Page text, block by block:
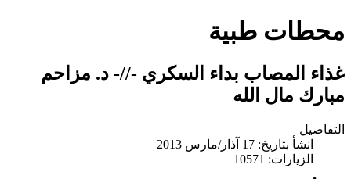
محطات طبية
غذاء المصاب بداء السكري -//- د. مزاحم
مبارك مال الله
التفاصيل
انشأ بتاريخ: 17 آذار/مارس 2013
الزيارات: 10571